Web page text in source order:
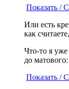
Показать /
Или есть
как
Что-то я
до матового:
Показать /